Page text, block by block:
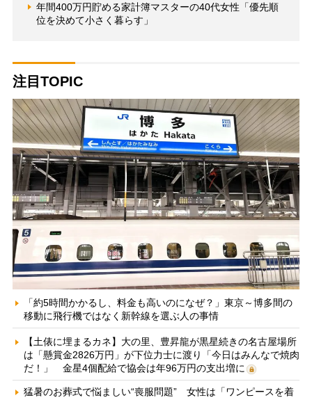
年間400万円貯める家計簿マスターの40代女性「優先順
位を決めて小さく暮らす」
注目TOPIC
「約5時間かかるし、料金も高いのになぜ？」東京～博多間の
移動に飛行機ではなく新幹線を選ぶ人の事情
【土俵に埋まるカネ】大の里、豊昇龍が黒星続きの名古屋場所
は「懸賞金2826万円」が下位力士に渡り「今日はみんなで焼肉
だ！」 金星4個配給で協会は年96万円の支出増に
猛暑のお葬式で悩ましい“喪服問題” 女性は「ワンピースを着